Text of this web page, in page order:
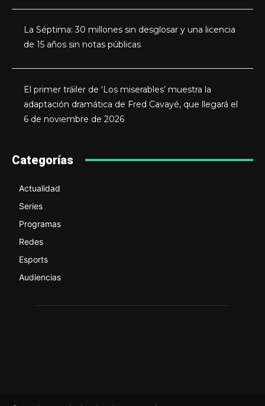
La Séptima: 30 millones sin desglosar y una licencia
de 15 años sin notas públicas
El primer tráiler de ‘Los miserables’ muestra la
adaptación dramática de Fred Cavayé, que llegará el
6 de noviembre de 2026
Categorías
Actualidad
Series
Programas
Redes
Esports
Audiencias